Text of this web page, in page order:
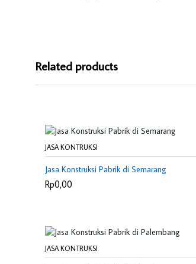
Related products
JASA KONTRUKSI
Jasa Konstruksi Pabrik di Semarang
Rp0,00
JASA KONTRUKSI